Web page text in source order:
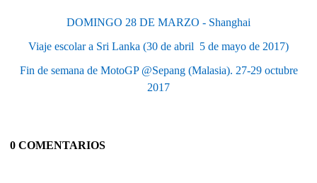
DOMINGO 28 DE MARZO - Shanghai
Viaje escolar a Sri Lanka (30 de abril  5 de mayo de 2017)
Fin de semana de MotoGP @Sepang (Malasia). 27-29 octubre
2017
0 COMENTARIOS